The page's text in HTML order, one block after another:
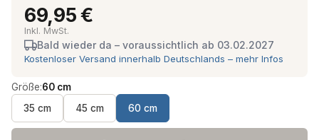
69,95 €
Inkl. MwSt.
Bald wieder da – voraussichtlich ab 03.02.2027
Kostenloser Versand innerhalb Deutschlands – mehr Infos
Größe:60 cm
35 cm
45 cm 60 cm